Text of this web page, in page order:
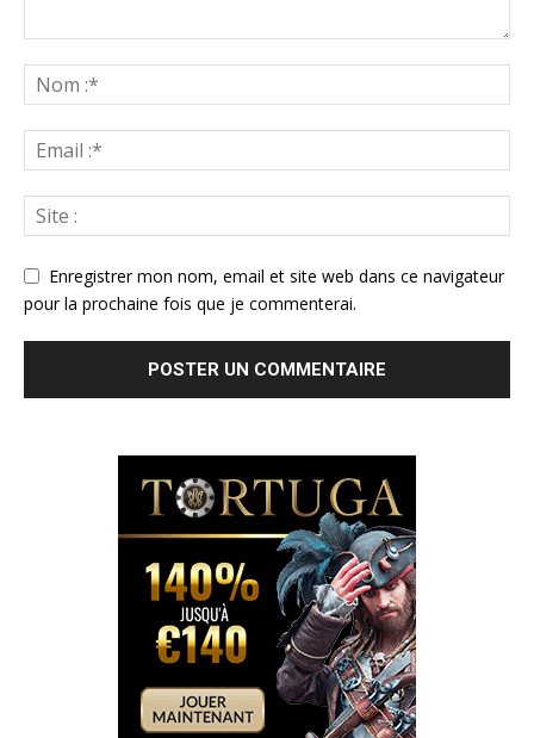
Enregistrer mon nom, email et site web dans ce navigateur
pour la prochaine fois que je commenterai.